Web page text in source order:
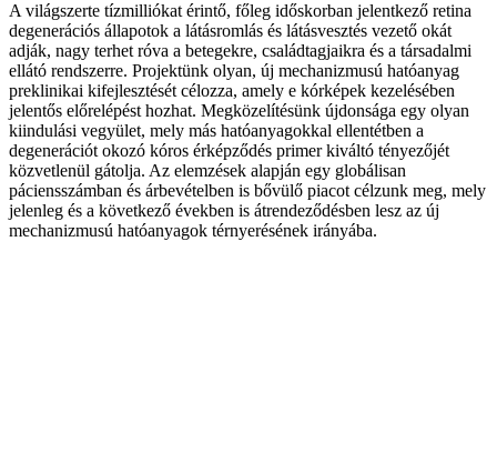
A világszerte tízmilliókat érintő, főleg időskorban jelentkező retina
degenerációs állapotok a látásromlás és látásvesztés vezető okát
adják, nagy terhet róva a betegekre, családtagjaikra és a társadalmi
ellátó rendszerre. Projektünk olyan, új mechanizmusú hatóanyag
preklinikai kifejlesztését célozza, amely e kórképek kezelésében
jelentős előrelépést hozhat. Megközelítésünk újdonsága egy olyan
kiindulási vegyület, mely más hatóanyagokkal ellentétben a
degenerációt okozó kóros érképződés primer kiváltó tényezőjét
közvetlenül gátolja. Az elemzések alapján egy globálisan
páciensszámban és árbevételben is bővülő piacot célzunk meg, mely
jelenleg és a következő években is átrendeződésben lesz az új
mechanizmusú hatóanyagok térnyerésének irányába.